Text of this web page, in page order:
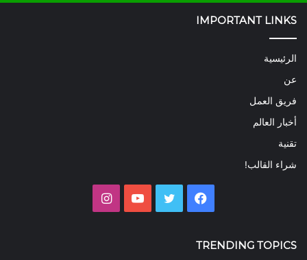
IMPORTANT LINKS
الرئيسية
عن
فريق العمل
أخبار العالم
تقنية
شراء القالب!
فيسبوك تويتر يوتيوب
TRENDING TOPICS